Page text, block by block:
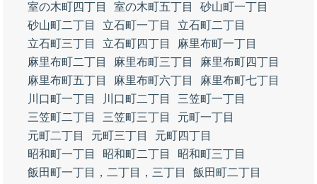
室の木町四丁目
室の木町五丁目
砂山町一丁目
砂山町二丁目
立石町一丁目
立石町二丁目
立石町三丁目
立石町四丁目
麻里布町一丁目
麻里布町二丁目
麻里布町三丁目
麻里布町四丁目
麻里布町五丁目
麻里布町六丁目
麻里布町七丁目
川口町一丁目
川口町二丁目
三笠町一丁目
三笠町二丁目
三笠町三丁目
元町一丁目
元町二丁目
元町三丁目
元町四丁目
昭和町一丁目
昭和町二丁目
昭和町三丁目
飯田町一丁目，二丁目，三丁目
飯田町二丁目